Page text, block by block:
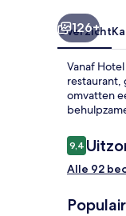
126+
Overzicht
Vanaf
restaurant,
omvatten
9,49,4 op 10 –
Alle 92